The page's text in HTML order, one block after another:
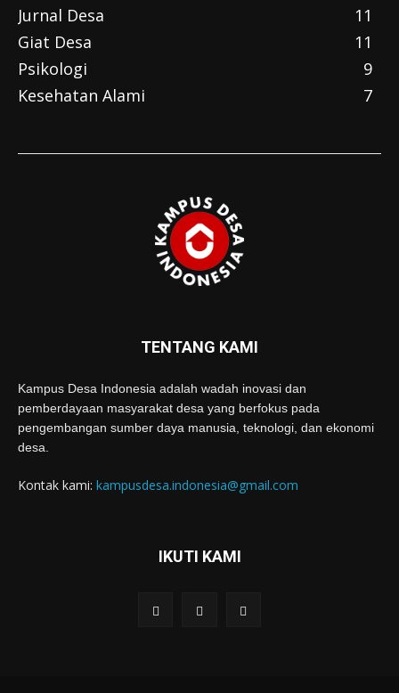
Jurnal Desa
11
Giat Desa
11
Psikologi
9
Kesehatan Alami
7
TENTANG KAMI
Kampus Desa Indonesia adalah wadah inovasi dan
pemberdayaan masyarakat desa yang berfokus pada
pengembangan sumber daya manusia, teknologi, dan ekonomi
desa.
Kontak kami: kampusdesa.indonesia@gmail.com
IKUTI KAMI